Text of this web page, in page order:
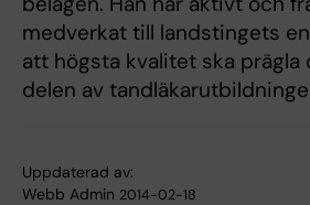
medverkat till landstingets
att högsta kvalitet ska prägla
delen av
Uppdaterad av:
Webb Admin 2014-02-18